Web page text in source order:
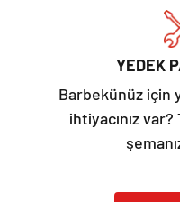
YEDEK
Barbekünüz için
ihtiyacınız